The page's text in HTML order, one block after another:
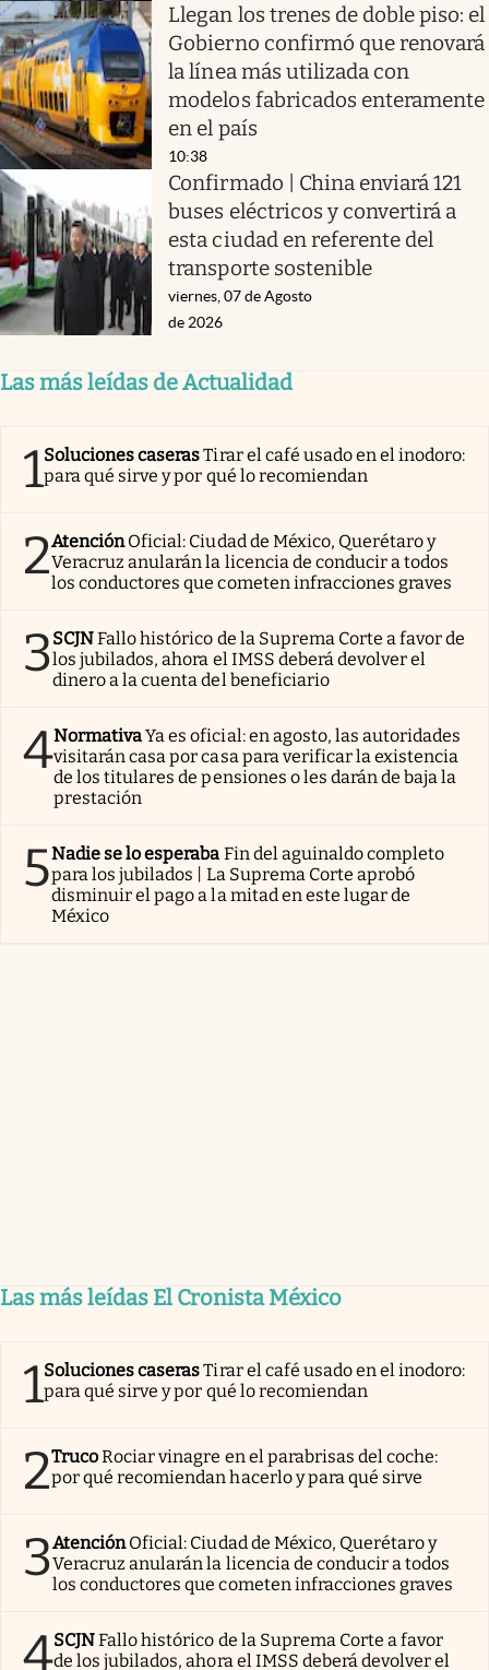
Llegan los trenes de doble piso: el
Gobierno confirmó que renovará
la línea más utilizada con
modelos fabricados enteramente
en el país
10:38
Confirmado | China enviará 121
buses eléctricos y convertirá a
esta ciudad en referente del
transporte sostenible
viernes, 07 de Agosto
de 2026
Las más leídas de Actualidad
1Soluciones caserasTirar el café usado en el inodoro:
para qué sirve y por qué lo recomiendan
2AtenciónOficial: Ciudad de México, Querétaro y
Veracruz anularán la licencia de conducir a todos
los conductores que cometen infracciones graves
3SCJNFallo histórico de la Suprema Corte a favor de
los jubilados, ahora el IMSS deberá devolver el
dinero a la cuenta del beneficiario
4NormativaYa es oficial: en agosto, las autoridades
visitarán casa por casa para verificar la existencia
de los titulares de pensiones o les darán de baja la
prestación
5Nadie se lo esperaba Fin del aguinaldo completo
para los jubilados | La Suprema Corte aprobó
disminuir el pago a la mitad en este lugar de
México
Las más leídas El Cronista México
1Soluciones caserasTirar el café usado en el inodoro:
para qué sirve y por qué lo recomiendan
2TrucoRociar vinagre en el parabrisas del coche:
por qué recomiendan hacerlo y para qué sirve
3AtenciónOficial: Ciudad de México, Querétaro y
Veracruz anularán la licencia de conducir a todos
los conductores que cometen infracciones graves
4SCJNFallo histórico de la Suprema Corte a favor
de los jubilados, ahora el IMSS deberá devolver el